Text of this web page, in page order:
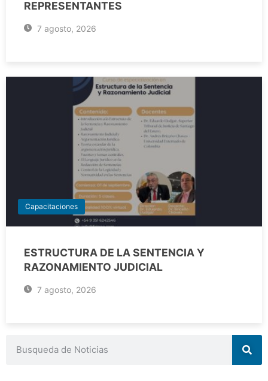
REPRESENTANTES
7 agosto, 2026
Capacitaciones
ESTRUCTURA DE LA SENTENCIA Y
RAZONAMIENTO JUDICIAL
7 agosto, 2026